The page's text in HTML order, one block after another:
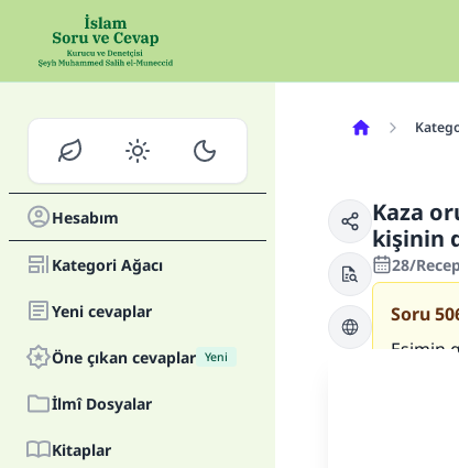
Hesabım
Kategori Ağacı
Yeni cevaplar
Öne çıkan cevaplar Yeni
İlmî Dosyalar
Kitaplar
Kaza
kişinin
28/
Soru
Eşimin
vardı.
ve